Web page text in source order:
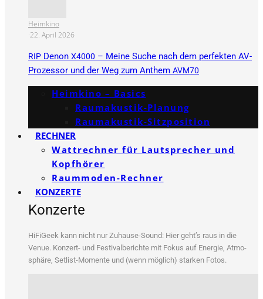
Heimkino
·22. April 2026
RIP Denon X4000 – Meine Suche nach dem perfekten AV-
Prozessor und der Weg zum Anthem AVM70
Heimkino – Basics
Raumakustik-Planung
Raumakustik-Sitzposition
RECHNER
Wattrechner für Lautsprecher und
Kopfhörer
Raummoden-Rechner
KONZERTE
Konzerte
HiFi­Ge­ek kann nicht nur Zuhau­se-Sound: Hier geht’s raus in die
Venue. Kon­zert- und Fes­ti­val­be­rich­te mit Fokus auf Ener­gie, Atmo­
sphä­re, Set­list-Momen­te und (wenn mög­lich) star­ken Fotos.